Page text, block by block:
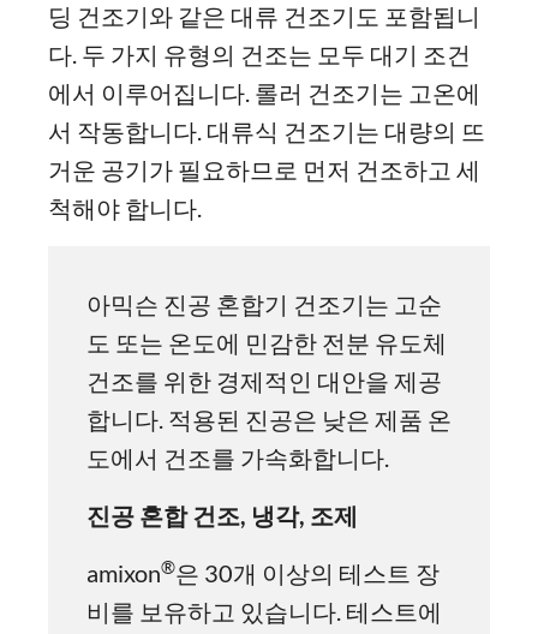
딩 건조기와 같은 대류 건조기도 포함됩니
다. 두 가지 유형의 건조는 모두 대기 조건
에서 이루어집니다. 롤러 건조기는 고온에
서 작동합니다. 대류식 건조기는 대량의 뜨
거운 공기가 필요하므로 먼저 건조하고 세
척해야 합니다.
아믹슨 진공 혼합기 건조기는 고순
도 또는 온도에 민감한 전분 유도체
건조를 위한 경제적인 대안을 제공
합니다. 적용된 진공은 낮은 제품 온
도에서 건조를 가속화합니다.
진공 혼합 건조, 냉각, 조제
amixon®은 30개 이상의 테스트 장
비를 보유하고 있습니다. 테스트에